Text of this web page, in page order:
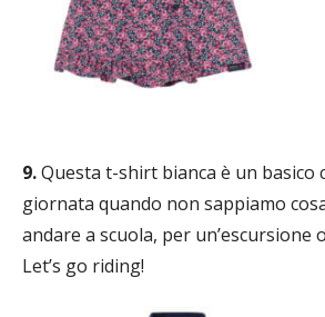
9.Questa t-shirt bianca è un basico
giornata quando non sappiamo
andare a scuola, per un’escursione
Let’s go riding!